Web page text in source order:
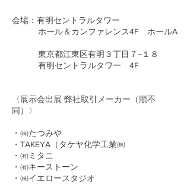
会場：有明セントラルタワー
ホール＆カンファレンス4F ホールA
東京都江東区有明３丁目７−１８
有明セントラルタワー 4F
〈展示会出展 弊社取引メーカー（順不
同）〉
・㈱たつみや
・TAKEYA（タケヤ化学工業㈱
・㈲ミタニ
・㈲キーストーン
・㈱イエロースタジオ​